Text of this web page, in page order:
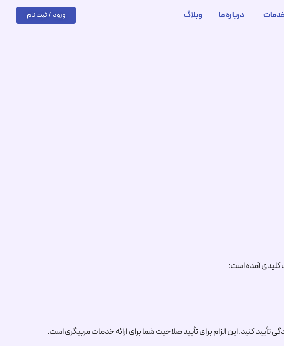
درباره ما وبلاگ ورود / ثبت نام
کلیدی آمده است:
تأیید کنید. این الزام برای تأیید صلاحیت شما برای ارائه خدمات مربیگری است.